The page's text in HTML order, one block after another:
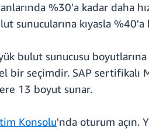
%30'a kadar daha
kıyasla %40'a
bulut sunucusu
bir seçimdir. SAP
13 boyut sunar.
Konsolu'nda oturum açın.